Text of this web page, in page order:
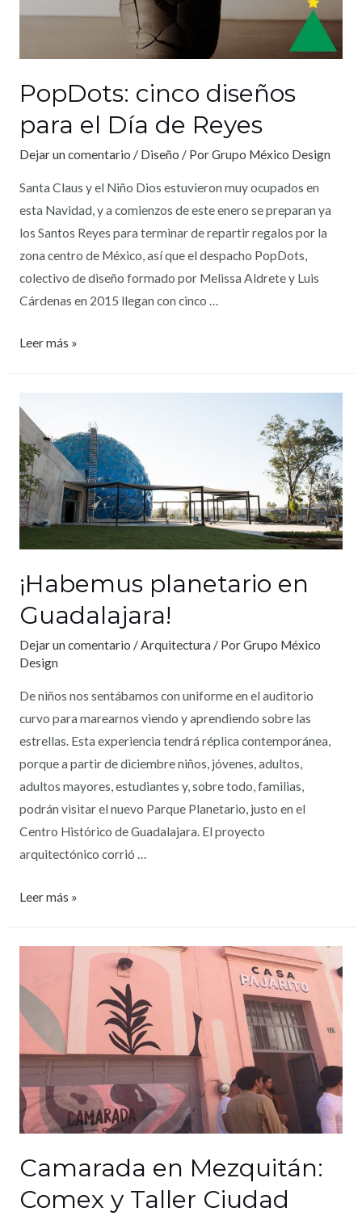
PopDots: cinco diseños
para el Día de Reyes
Dejar un comentario / Diseño / PorGrupo México Design
Santa Claus y el Niño Dios estuvieron muy ocupados en
esta Navidad, y a comienzos de este enero se preparan ya
los Santos Reyes para terminar de repartir regalos por la
zona centro de México, así que el despacho PopDots,
colectivo de diseño formado por Melissa Aldrete y Luis
Cárdenas en 2015 llegan con cinco …
Leer más »
¡Habemus planetario en
Guadalajara!
Dejar un comentario /Arquitectura / PorGrupo México
Design
De niños nos sentábamos con uniforme en el auditorio
curvo para marearnos viendo y aprendiendo sobre las
estrellas. Esta experiencia tendrá réplica contemporánea,
porque a partir de diciembre niños, jóvenes, adultos,
adultos mayores, estudiantes y, sobre todo, familias,
podrán visitar el nuevo Parque Planetario, justo en el
Centro Histórico de Guadalajara. El proyecto
arquitectónico corrió …
Leer más »
Camarada en Mezquitán:
Comex y Taller Ciudad